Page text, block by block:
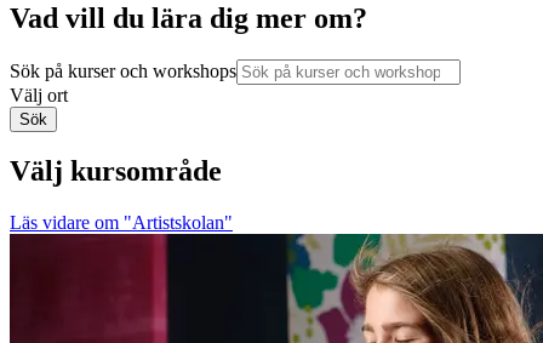
Vad vill du lära dig mer om?
Sök på kurser och workshops
Välj ort
Sök
Välj kursområde
Läs vidare om "Artistskolan"